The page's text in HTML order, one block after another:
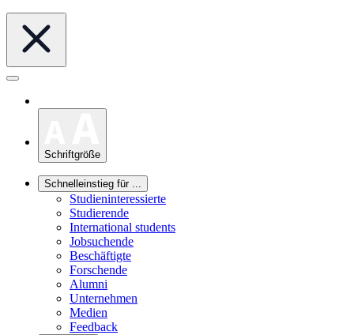
Schriftgröße
Schnelleinstieg für ...
Studieninteressierte
Studierende
International students
Jobsuchende
Beschäftigte
Forschende
Alumni
Unternehmen
Medien
Feedback